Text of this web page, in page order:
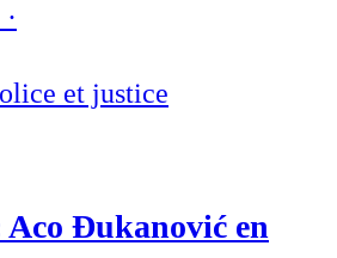
·
et justice
Aco Đukanović en